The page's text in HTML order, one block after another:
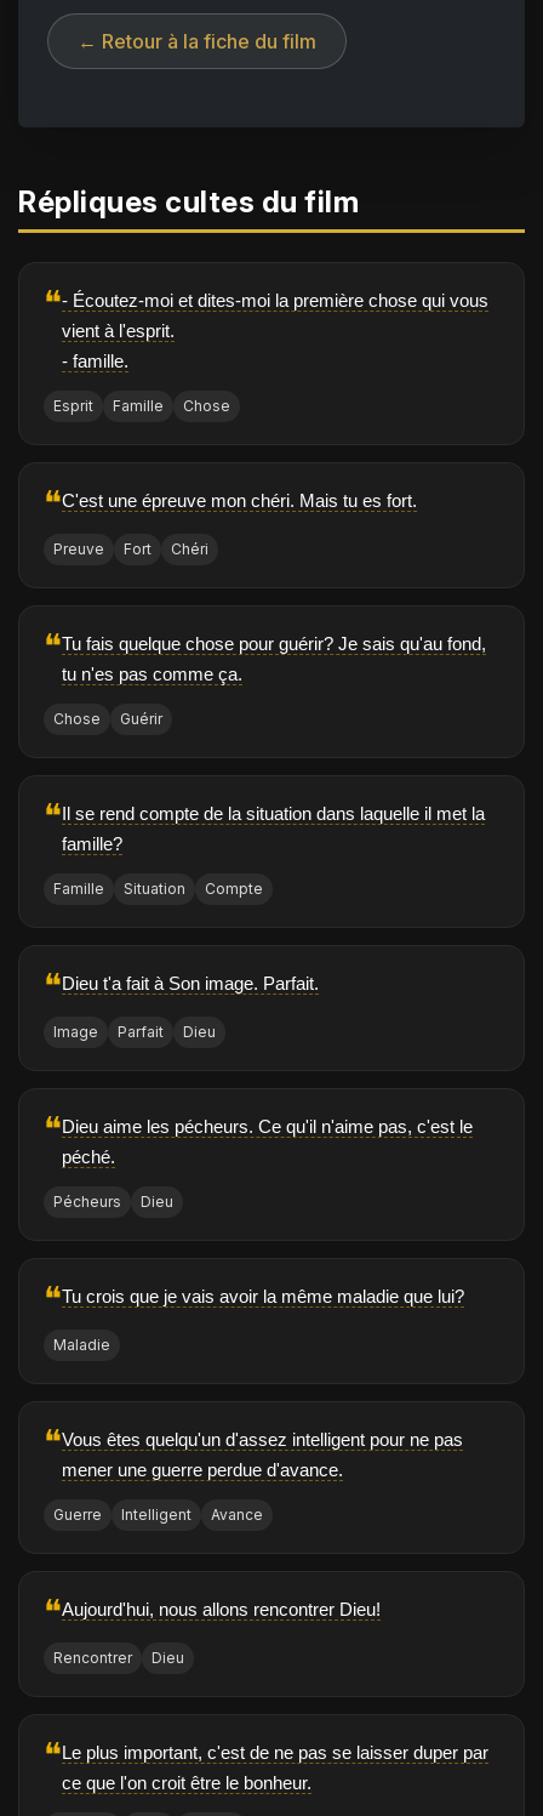
← Retour à la fiche du film
Répliques cultes du film
❝- Écoutez-moi et dites-moi la première chose qui vous
vient à l'esprit.
- famille.
Esprit Famille Chose
❝C'est une épreuve mon chéri. Mais tu es fort.
Preuve Fort Chéri
❝Tu fais quelque chose pour guérir? Je sais qu'au fond,
tu n'es pas comme ça.
Chose Guérir
❝Il se rend compte de la situation dans laquelle il met la
famille?
Famille Situation Compte
❝Dieu t'a fait à Son image. Parfait.
Image Parfait Dieu
❝Dieu aime les pécheurs. Ce qu'il n'aime pas, c'est le
péché.
Pécheurs Dieu
❝Tu crois que je vais avoir la même maladie que lui?
Maladie
❝Vous êtes quelqu'un d'assez intelligent pour ne pas
mener une guerre perdue d'avance.
Guerre Intelligent Avance
❝Aujourd'hui, nous allons rencontrer Dieu!
Rencontrer Dieu
❝Le plus important, c'est de ne pas se laisser duper par
ce que l'on croit être le bonheur.